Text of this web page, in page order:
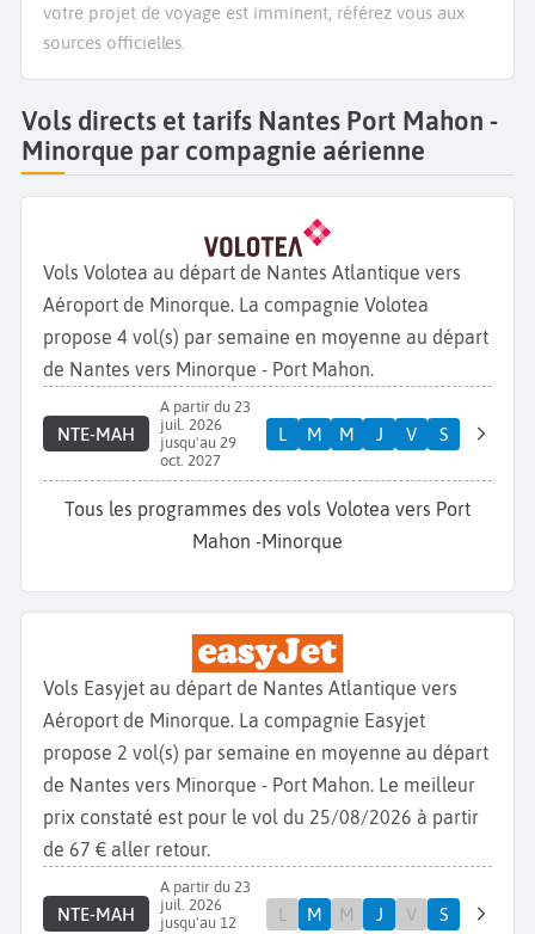
votre projet de voyage est imminent, référez vous aux
sources officielles.
Vols directs et tarifs Nantes Port Mahon -
Minorque par compagnie aérienne
Vols Volotea au départ de Nantes Atlantique vers
Aéroport de Minorque. La compagnie Volotea
propose 4 vol(s) par semaine en moyenne au départ
de Nantes vers Minorque - Port Mahon.
NTE-MAH
A partir du 23
juil. 2026
jusqu'au 29
oct. 2027
L M M J V S
Tous les programmes des vols Volotea vers Port
Mahon -Minorque
Vols Easyjet au départ de Nantes Atlantique vers
Aéroport de Minorque. La compagnie Easyjet
propose 2 vol(s) par semaine en moyenne au départ
de Nantes vers Minorque - Port Mahon. Le meilleur
prix constaté est pour le vol du 25/08/2026 à partir
de 67 € aller retour.
NTE-MAH
A partir du 23
juil. 2026
jusqu'au 12
L M M J V S